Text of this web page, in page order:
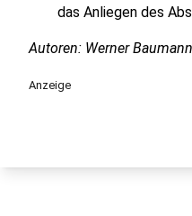
das Anliegen des
Autoren: Werner
Anzeige